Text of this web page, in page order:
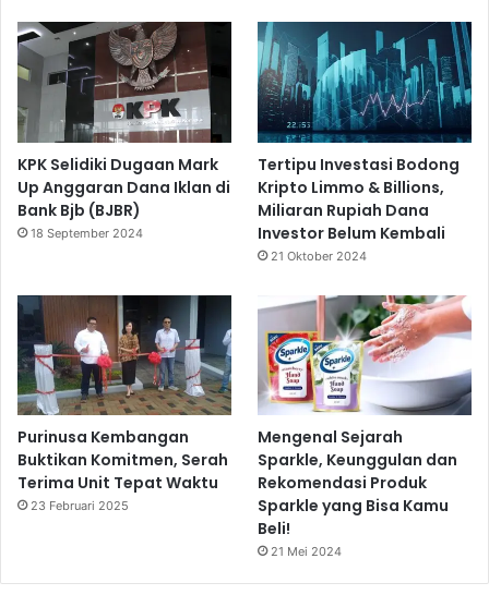
KPK Selidiki Dugaan Mark
Up Anggaran Dana Iklan di
Bank Bjb (BJBR)
18 September 2024
Tertipu Investasi Bodong
Kripto Limmo & Billions,
Miliaran Rupiah Dana
Investor Belum Kembali
21 Oktober 2024
Purinusa Kembangan
Buktikan Komitmen, Serah
Terima Unit Tepat Waktu
23 Februari 2025
Mengenal Sejarah
Sparkle, Keunggulan dan
Rekomendasi Produk
Sparkle yang Bisa Kamu
Beli!
21 Mei 2024